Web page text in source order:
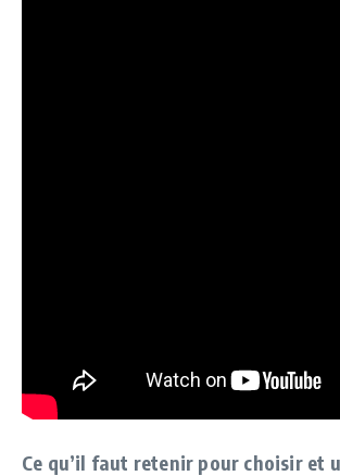
Ce qu’il faut retenir pour choisir et